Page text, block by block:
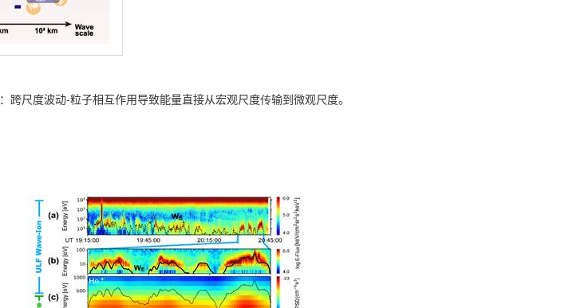
：跨尺度波动-粒子相互作用导致能量直接从宏观尺度传输到微观尺度。